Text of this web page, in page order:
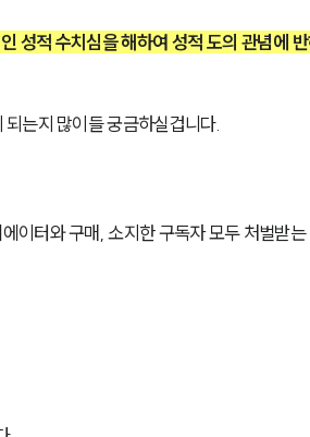
성적 수치심을 해하여 성적 도의 관념에
는지 많이들 궁금하실겁니다.
이터와 구매, 소지한 구독자 모두 처벌받는